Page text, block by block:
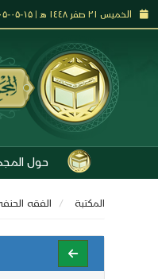
الخميس ٢١ صفر ١٤٤٨ هـ | ۱۵-۰۵-۱۴۰۵ | 06-08-2026
حول
المكتبة الفقه